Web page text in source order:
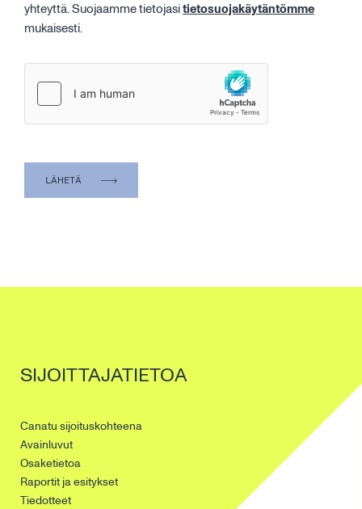
yhteyttä. Suojaamme tietojasitietosuojakäytäntömme
mukaisesti.
SIJOITTAJATIETOA
Canatu sijoituskohteena
Avainluvut
Osaketietoa
Raportit ja esitykset
Tiedotteet